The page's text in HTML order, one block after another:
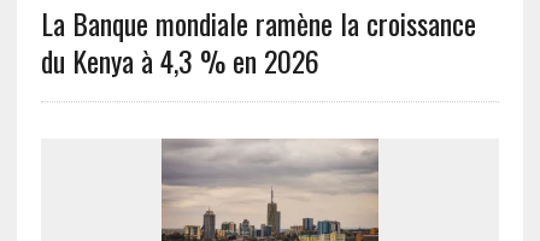
La Banque mondiale ramène la croissance
du Kenya à 4,3 % en 2026